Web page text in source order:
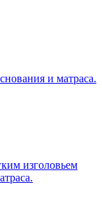
и матраса.
изголовьем